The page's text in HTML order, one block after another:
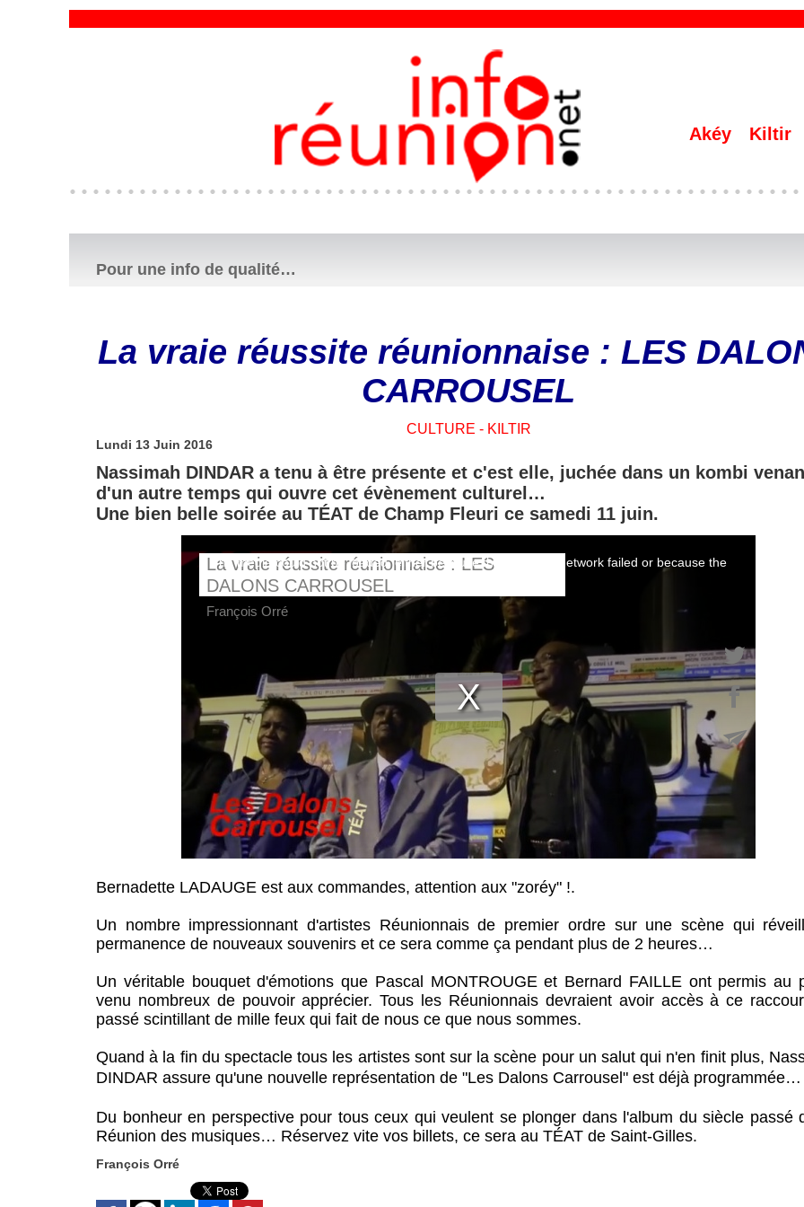
Akéy Kiltir
Pour une info de qualité…
La vraie réussite réunionnaise : LES
CARROUSEL
CULTURE - KILTIR
Lundi 13 Juin 2016
Nassimah DINDAR a tenu à être présente et c'est elle, juchée dans un kombi
d'un autre temps qui ouvre cet évènement culturel…
Une bien belle soirée au TÉAT de Champ Fleuri ce samedi 11 juin.
Bernadette LADAUGE est aux commandes, attention aux "zoréy" !.
Un nombre impressionnant d'artistes Réunionnais de premier ordre sur une scène qui
permanence de nouveaux souvenirs et ce sera comme ça pendant plus de 2 heures…
Un véritable bouquet d'émotions que Pascal MONTROUGE et Bernard FAILLE ont permis au
venu nombreux de pouvoir apprécier. Tous les Réunionnais devraient avoir accès à ce
passé scintillant de mille feux qui fait de nous ce que nous sommes.
Quand à la fin du spectacle tous les artistes sont sur la scène pour un salut qui n'en finit plus,
DINDAR assure qu'une nouvelle représentation de "Les Dalons Carrousel" est déjà programmée…
Du bonheur en perspective pour tous ceux qui veulent se plonger dans l'album du siècle passé
Réunion des musiques… Réservez vite vos billets, ce sera au TÉAT de Saint-Gilles.
François Orré